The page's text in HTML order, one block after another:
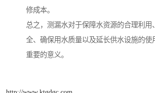
修成本。
总之，测漏水对于保障水资源的合理利用
全、确保用水质量以及延长供水设施的使
重要的意义。